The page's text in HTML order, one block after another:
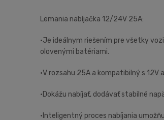
Lemania nabíjačka 12/24V 25A:
•Je ideálnym riešením pre všetky
olovenými batériami.
•V rozsahu 25A a kompatibilný s 12V
•Dokážu nabíjať, dodávať stabilné
•Inteligentný proces nabíjania